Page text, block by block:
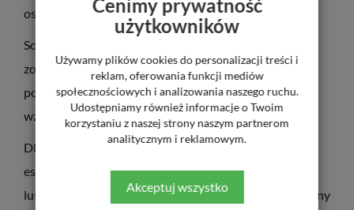
osiąganiu jak najwyższych wyników.
Soczewka w okularach przeciwsłonecznych Solano
została wykonana z odpornego na uderzenia
policarbonu i wyposażona w filtrUV400chroniący
wzrok przed promieniowaniem przeciwsłonecznym.
Dla wzmocnienia ochrony i podniesienia walorów
estetycznych ten model zaopatrzyliśmy w soczewkę
lustrzaną z powłokąMIRROR HDuzyskując nowoczesny
Cenimy prywatność
użytkowników
Używamy plików cookies do personalizacji treści i
reklam, oferowania funkcji mediów
społecznościowych i analizowania naszego ruchu.
Udostępniamy również informacje o Twoim
korzystaniu z naszej strony naszym partnerom
analitycznym i reklamowym.
Akceptuj wszystko